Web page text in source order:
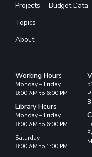
Projects
Topics
About
Budget Data
Working Hours
Monday – Friday
8:00 AM to 6:00 PM
Library Hours
Monday – Friday
8:00 AM to 6:00 PM
Saturday
8:00 AM to 1:00 PM